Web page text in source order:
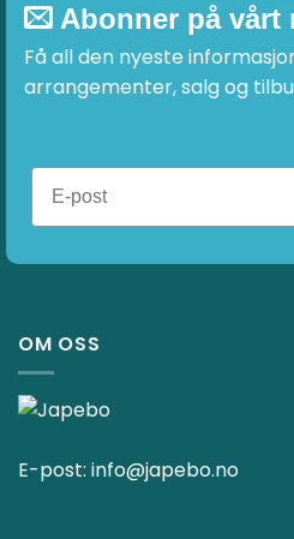
Abonner på vårt
Få all den nyeste
arrangementer, salg og
OM OSS
E-post: info@japebo.no